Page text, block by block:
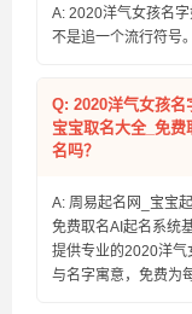
A: 2020洋气女孩名
不是追一个流行符号。
Q: 2020洋气女孩名
宝宝取名大全_免
名吗？
A: 周易起名网_宝宝
免费取名AI起名系统
提供专业的2020洋气
与名字寓意，免费为